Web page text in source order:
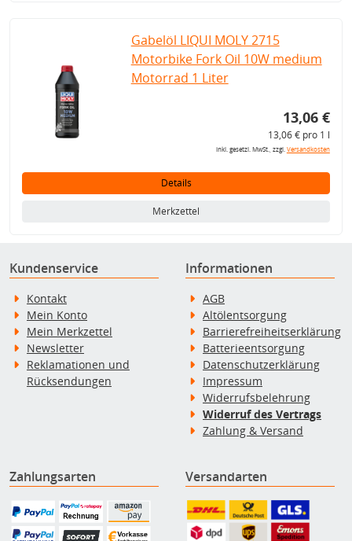
Gabelöl LIQUI MOLY 2715
Motorbike Fork Oil 10W medium
Motorrad 1 Liter
13,06 €
13,06 € pro 1 l
inkl. gesetzl. MwSt., zzgl.Versandkosten
Details
Merkzettel
Kundenservice
Kontakt
Mein Konto
Mein Merkzettel
Newsletter
Reklamationen und
Rücksendungen
Informationen
AGB
Altölentsorgung
Barrierefreiheitserklärung
Batterieentsorgung
Datenschutzerklärung
Impressum
Widerrufsbelehrung
Widerruf des Vertrags
Zahlung & Versand
Zahlungsarten Versandarten